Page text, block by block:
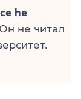
he
не читал